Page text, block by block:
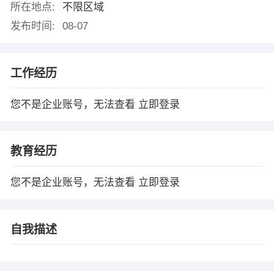
所在地点:
不限区域
发布时间:
08-07
工作经历
您不是企业账号，无法查看 立即登录
教育经历
您不是企业账号，无法查看 立即登录
自我描述